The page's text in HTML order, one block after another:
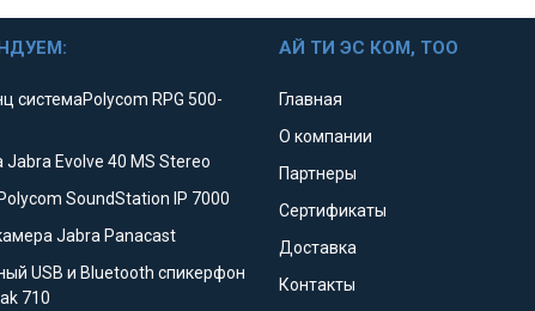
системаPolycom RPG 500-
Jabra Evolve 40 MS Stereo
SoundStation IP 7000
Jabra Panacast
USB и Bluetooth спикерфон
710
АЙ ТИ ЭС КОМ, ТОО
Главная
О компании
Партнеры
Сертификаты
Доставка
Контакты